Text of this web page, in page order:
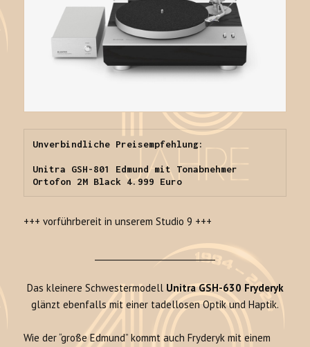
Unverbindliche Preisempfehlung:
Unitra GSH-801 Edmund mit Tonabnehmer
Ortofon 2M Black 4.999 Euro
+++ vorführbereit in unserem Studio 9 +++
_____________________________
Das kleinere Schwestermodell Unitra GSH-630 Fryderyk
glänzt ebenfalls mit einer tadellosen Optik und Haptik.
Wie der “große Edmund” kommt auch Fryderyk mit einem